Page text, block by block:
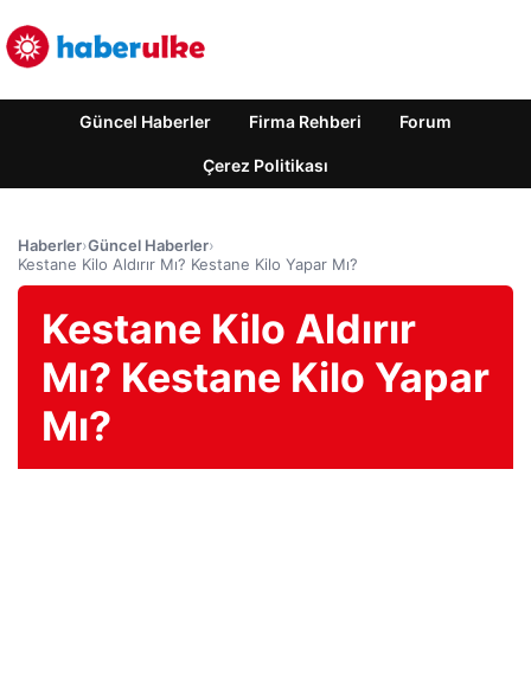
Güncel Haberler Firma Rehberi Forum
Çerez Politikası
Haberler›Güncel Haberler›
Kestane Kilo Aldırır Mı? Kestane Kilo Yapar Mı?
Kestane Kilo Aldırır
Mı? Kestane Kilo Yapar
Mı?